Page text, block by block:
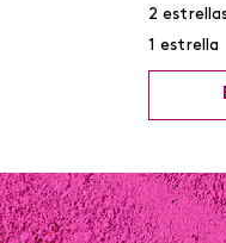
2
1 estrella
Título